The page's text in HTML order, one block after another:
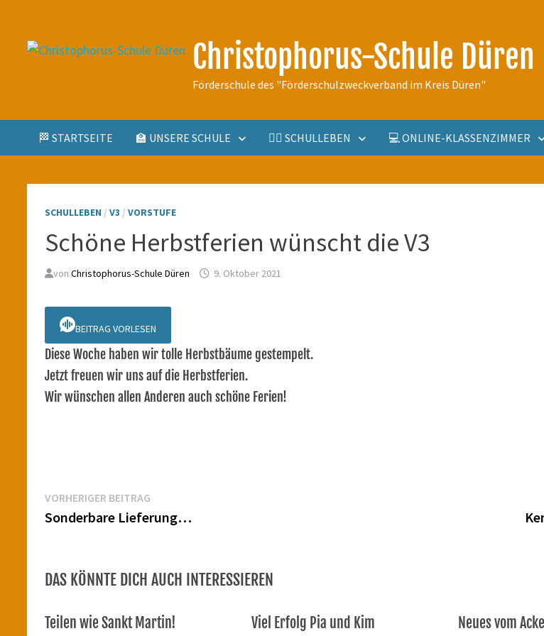
springen
Christophorus-Schule Düren
Förderschule des "Förderschulzweckverband im Kreis Düren"
🏁 STARTSEITE 🏫 UNSERE SCHULE 🤹‍♀️ SCHULLEBEN 💻 ONLINE-KLASSENZIMMER
SCHULLEBEN /V3 /VORSTUFE
Schöne Herbstferien wünscht die V3
vonChristophorus-Schule Düren 9. Oktober 2021
BEITRAG VORLESEN
Diese Woche haben wir tolle Herbstbäume gestempelt.
Jetzt freuen wir uns auf die Herbstferien.
Wir wünschen allen Anderen auch schöne Ferien!
Beitragsnavigation
VORHERIGER BEITRAG
Beitrag:
Sonderbare Lieferung…
DAS KÖNNTE DICH AUCH INTERESSIEREN
Teilen wie Sankt Martin! Viel Erfolg Pia und Kim Neues vom